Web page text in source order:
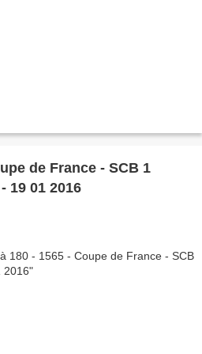
de France - SCB 1
19 01 2016